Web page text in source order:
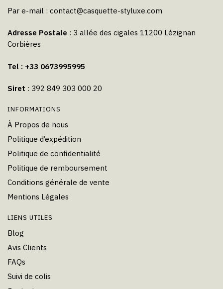
Par e-mail : contact@casquette-styluxe.com
Adresse Postale : 3 allée des cigales 11200 Lézignan
Corbières
Tel : +33 0673995995
Siret : 392 849 303 000 20
INFORMATIONS
À Propos de nous
Politique d’expédition
Politique de confidentialité
Politique de remboursement
Conditions générale de vente
Mentions Légales
LIENS UTILES
Blog
Avis Clients
FAQs
Suivi de colis